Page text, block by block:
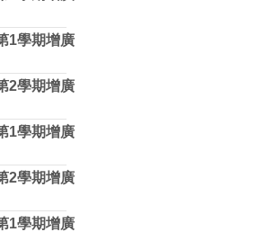
1學期增廣
2學期增廣
1學期增廣
2學期增廣
1學期增廣